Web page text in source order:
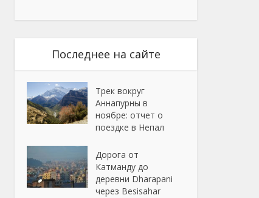
Последнее на сайте
Трек вокруг
Аннапурны в
ноябре: отчет о
поездке в Непал
Дорога от
Катманду до
деревни Dharapani
через Besisahar